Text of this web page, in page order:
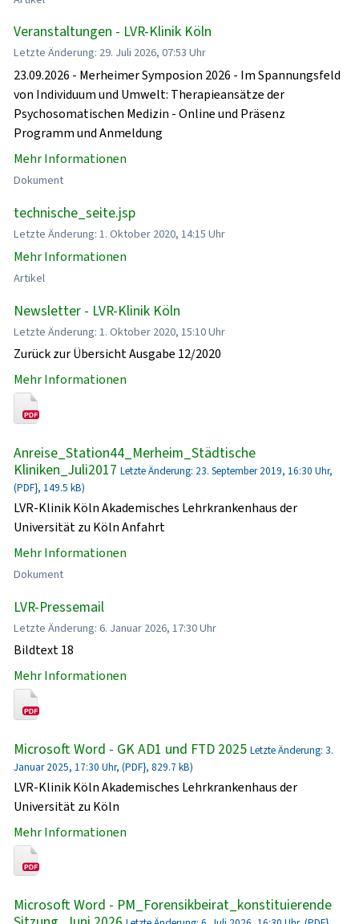
Veranstaltungen - LVR-Klinik Köln
Letzte Änderung: 29. Juli 2026, 07:53 Uhr
23.09.2026 - Merheimer Symposion 2026 - Im Spannungsfeld
von Individuum und Umwelt: Therapieansätze der
Psychosomatischen Medizin - Online und Präsenz
Programm und Anmeldung
Mehr Informationen
Dokument
technische_seite.jsp
Letzte Änderung: 1. Oktober 2020, 14:15 Uhr
Mehr Informationen
Artikel
Newsletter - LVR-Klinik Köln
Letzte Änderung: 1. Oktober 2020, 15:10 Uhr
Zurück zur Übersicht Ausgabe 12/2020
Mehr Informationen
Anreise_Station44_Merheim_Städtische
Kliniken_Juli2017 Letzte Änderung: 23. September 2019, 16:30 Uhr,
(PDF}, 149.5 kB)
LVR-Klinik Köln Akademisches Lehrkrankenhaus der
Universität zu Köln Anfahrt
Mehr Informationen
Dokument
LVR-Pressemail
Letzte Änderung: 6. Januar 2026, 17:30 Uhr
Bildtext 18
Mehr Informationen
Microsoft Word - GK AD1 und FTD 2025 Letzte Änderung: 3.
Januar 2025, 17:30 Uhr, (PDF}, 829.7 kB)
LVR-Klinik Köln Akademisches Lehrkrankenhaus der
Universität zu Köln
Mehr Informationen
Microsoft Word - PM_Forensikbeirat_konstituierende